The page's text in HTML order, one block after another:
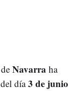
de Navarra ha
del día3 de junio